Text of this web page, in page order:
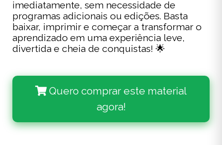
imediatamente, sem necessidade de
programas adicionais ou edições. Basta
baixar, imprimir e começar a transformar o
aprendizado em uma experiência leve,
divertida e cheia de conquistas! 🌟
Quero comprar este material
agora!